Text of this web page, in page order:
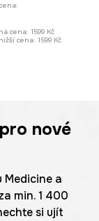
cena: 1599 Kč
cena: 1599 Kč
nové
Medicine a
min. 1 400
si ujít